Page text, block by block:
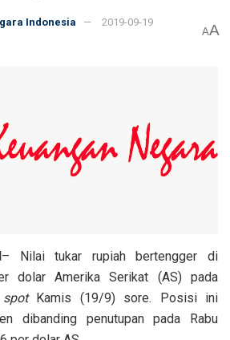
Indonesia
2019-09-19
AA
– Nilai tukar rupiah bertengger di
dolar Amerika Serikat (AS) pada
spotKamis (19/9) sore. Posisi ini
dibanding penutupan pada Rabu